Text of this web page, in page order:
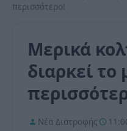
περισσότερο!
Μερικά
διαρκεί το
Νέα Διατροφής